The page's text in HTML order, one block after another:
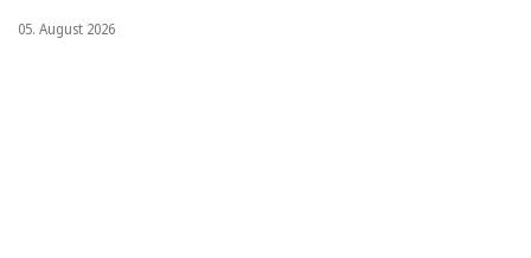
05. August 2026